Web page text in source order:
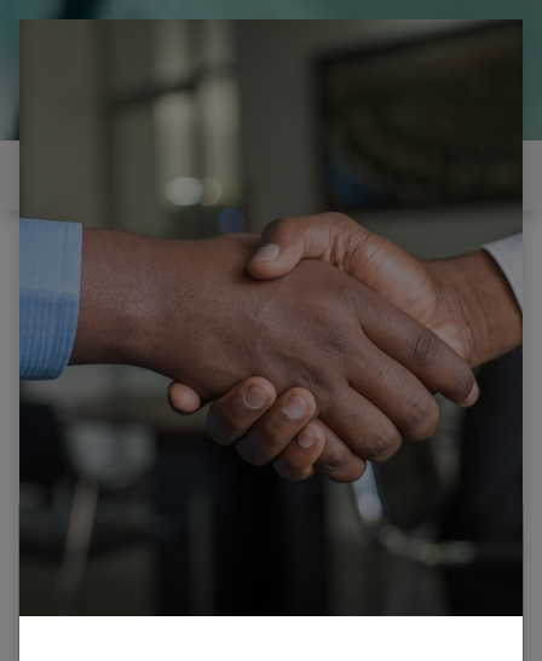
il est temps de
réparer...Electronique 66 est
heureux de vous aider
Tous les produits
SAMSUNG LE32C530F1W CARTE T-CON
F60MB4C2LV0.6